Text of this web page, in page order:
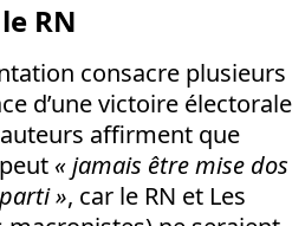
RN
consacre plusieurs
d’une victoire électorale
auteurs affirment que
« jamais être mise dos
», car le RN et Les